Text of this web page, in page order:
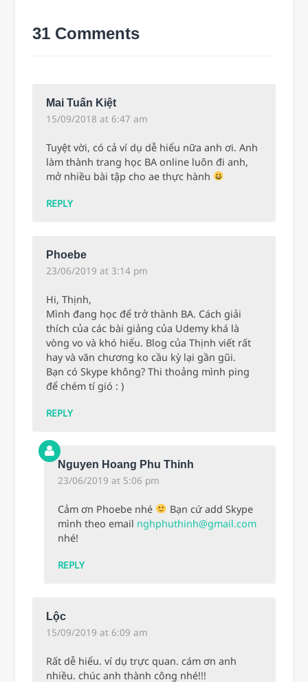
31 Comments
Mai Tuấn Kiệt
15/09/2018 at 6:47 am
Tuyệt vời, có cả ví dụ dễ hiểu nữa anh ơi. Anh
làm thành trang học BA online luôn đi anh,
mở nhiều bài tập cho ae thực hành
REPLY
Phoebe
23/06/2019 at 3:14 pm
Hi, Thịnh,
Mình đang học để trở thành BA. Cách giải
thích của các bài giảng của Udemy khá là
vòng vo và khó hiểu. Blog của Thịnh viết rất
hay và văn chương ko cầu kỳ lại gần gũi.
Bạn có Skype không? Thi thoảng mình ping
để chém tí gió : )
REPLY
Nguyen Hoang Phu Thinh
23/06/2019 at 5:06 pm
Cảm ơn Phoebe nhé
Bạn cứ add Skype
mình theo email nghphuthinh@gmail.com
nhé!
REPLY
Lộc
15/09/2019 at 6:09 am
Rất dễ hiểu. ví dụ trực quan. cám ơn anh
nhiều. chúc anh thành công nhé!!!